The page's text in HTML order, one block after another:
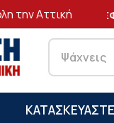
την Αττική